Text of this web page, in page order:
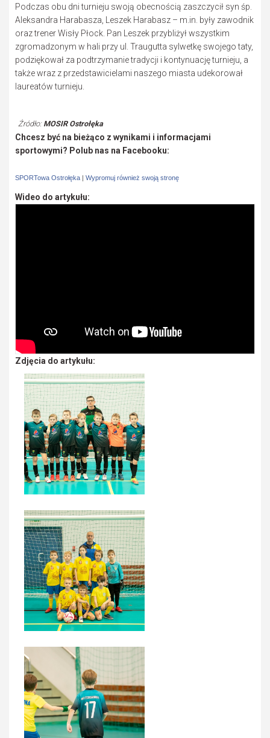
Podczas obu dni turnieju swoją obecnością zaszczycił syn śp.
Aleksandra Harabasza, Leszek Harabasz – m.in. były zawodnik
oraz trener Wisły Płock. Pan Leszek przybliżył wszystkim
zgromadzonym w hali przy ul. Traugutta sylwetkę swojego taty,
podziękował za podtrzymanie tradycji i kontynuację turnieju, a
także wraz z przedstawicielami naszego miasta udekorował
laureatów turnieju.
Źródło: MOSIR Ostrołęka
Chcesz być na bieżąco z wynikami i informacjami
sportowymi? Polub nas na Facebooku:
SPORTowa Ostrołęka | Wypromuj również swoją stronę
Wideo do artykułu:
Zdjęcia do artykułu: